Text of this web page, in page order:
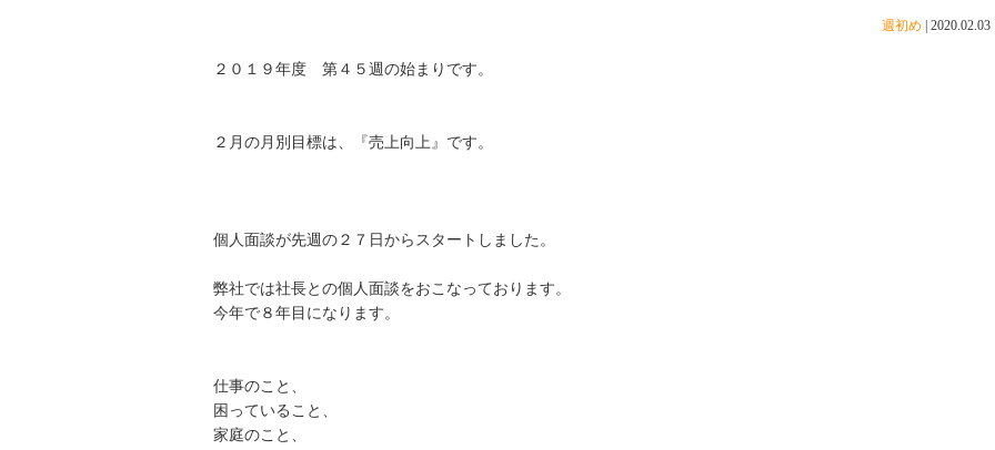
週初め 2020.02.03
２０１９年度 第４５週の始まりです。
２月の月別目標は、『売上向上』です。
個人面談が先週の２７日からスタートしました。
弊社では社長との個人面談をおこなっております。
今年で８年目になります。
仕事のこと、
困っていること、
家庭のこと、